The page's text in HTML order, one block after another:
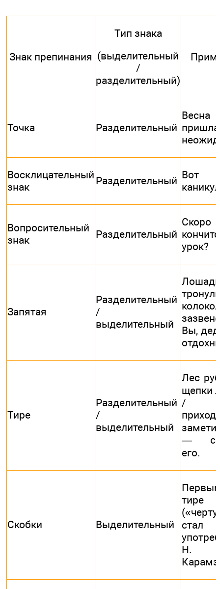
Знак препинания
Тип знака
(выделительный
/
разделительный)
Точка Разделительный
Весна
пришла
Восклицательный
знак
Разделительный
Вопросительный
знак
Разделительный
урок?
Запятая
Разделительный
/
выделительный
Вы,
Тире
Разделительный
/
выделительный
Лес
щепки
/
—
его.
Скобки Выделительный
тире
стал
Н.